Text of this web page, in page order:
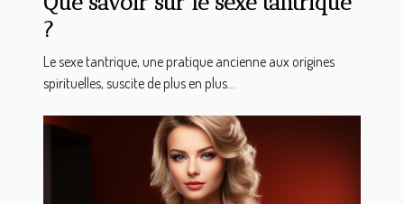
?
Le sexe tantrique, une pratique ancienne aux origines
spirituelles, suscite de plus en plus...